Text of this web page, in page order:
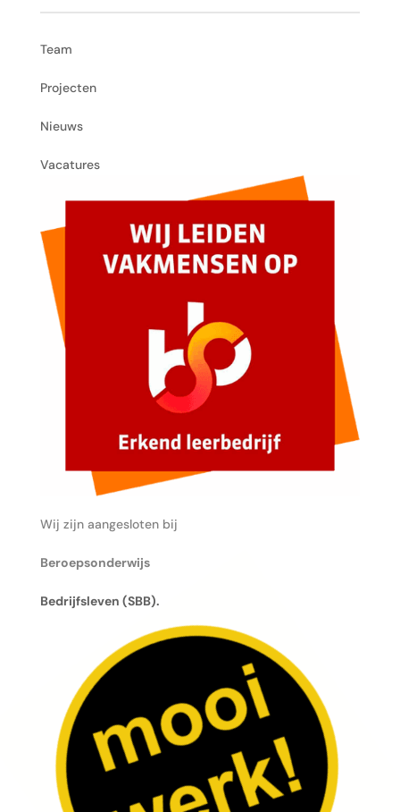
Team
Projecten
Nieuws
Vacatures
Wij zijn aangesloten bij
Beroepsonderwijs
Bedrijfsleven (SBB).